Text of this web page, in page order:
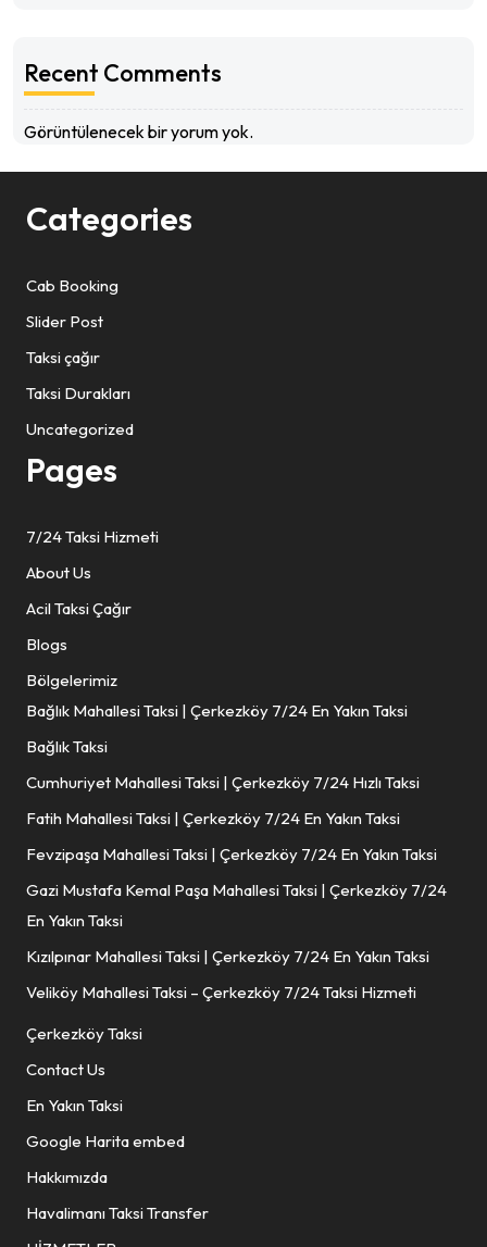
Recent Comments
Görüntülenecek bir yorum yok.
Categories
Cab Booking
Slider Post
Taksi çağır
Taksi Durakları
Uncategorized
Pages
7/24 Taksi Hizmeti
About Us
Acil Taksi Çağır
Blogs
Bölgelerimiz
Bağlık Mahallesi Taksi | Çerkezköy 7/24 En Yakın Taksi
Bağlık Taksi
Cumhuriyet Mahallesi Taksi | Çerkezköy 7/24 Hızlı Taksi
Fatih Mahallesi Taksi | Çerkezköy 7/24 En Yakın Taksi
Fevzipaşa Mahallesi Taksi | Çerkezköy 7/24 En Yakın Taksi
Gazi Mustafa Kemal Paşa Mahallesi Taksi | Çerkezköy 7/24
En Yakın Taksi
Kızılpınar Mahallesi Taksi | Çerkezköy 7/24 En Yakın Taksi
Veliköy Mahallesi Taksi – Çerkezköy 7/24 Taksi Hizmeti
Çerkezköy Taksi
Contact Us
En Yakın Taksi
Google Harita embed
Hakkımızda
Havalimanı Taksi Transfer